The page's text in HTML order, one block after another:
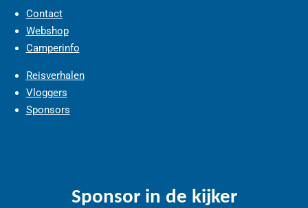
Contact
Webshop
Camperinfo
Reisverhalen
Vloggers
Sponsors
Sponsor in de kijker